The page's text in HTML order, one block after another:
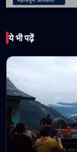
एंट्रेंस
जून से
एडमिट
May 19, 2026
ये भी पढ़ें